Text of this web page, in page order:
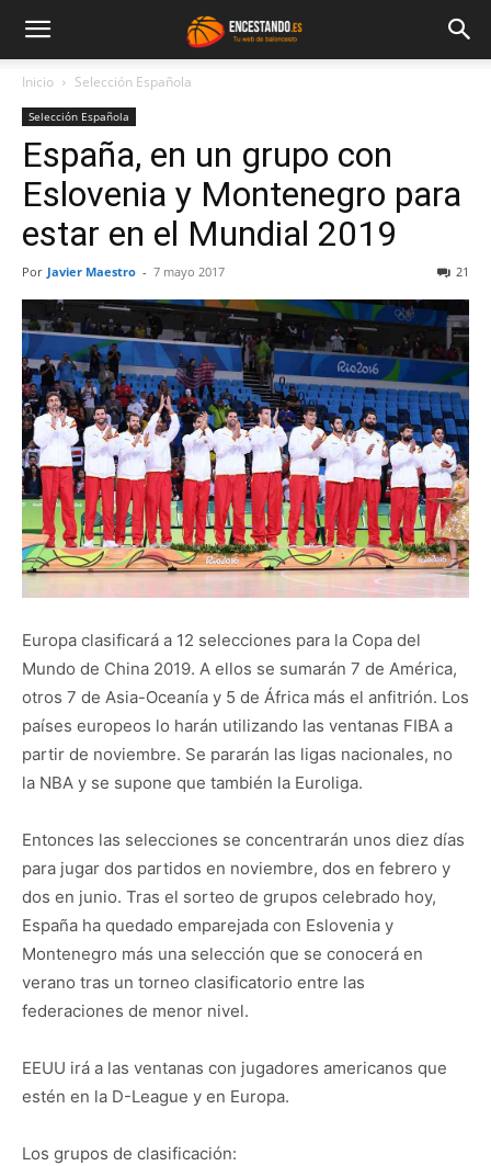
Inicio Selección Española
Selección Española
España, en un grupo con
Eslovenia y Montenegro para
estar en el Mundial 2019
Por Javier Maestro - 7 mayo 2017 21
Europa clasificará a 12 selecciones para la Copa del
Mundo de China 2019. A ellos se sumarán 7 de América,
otros 7 de Asia-Oceanía y 5 de África más el anfitrión. Los
países europeos lo harán utilizando las ventanas FIBA a
partir de noviembre. Se pararán las ligas nacionales, no
la NBA y se supone que también la Euroliga.
Entonces las selecciones se concentrarán unos diez días
para jugar dos partidos en noviembre, dos en febrero y
dos en junio. Tras el sorteo de grupos celebrado hoy,
España ha quedado emparejada con Eslovenia y
Montenegro más una selección que se conocerá en
verano tras un torneo clasificatorio entre las
federaciones de menor nivel.
EEUU irá a las ventanas con jugadores americanos que
estén en la D-League y en Europa.
Los grupos de clasificación: